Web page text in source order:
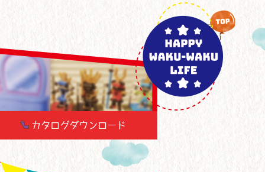
カタログダウンロード